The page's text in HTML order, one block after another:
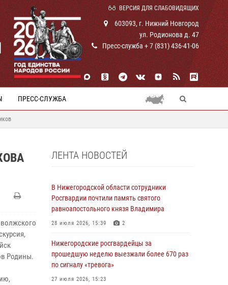
ВЕРСИЯ ДЛЯ СЛАБОВИДЯЩИХ
603093, г. Нижний Новгород
ул. Родионова д. 47
Пресс-служба + 7 (831) 436-41-06
ПРЕСС-СЛУЖБА
Родины.
ЛЕНТА НОВОСТЕЙ
В Нижегородской области сотрудники
Росгвардии почтили память святого
равноапостольного князя Владимира
28 июля 2026, 15:39 2
Нижегородские росгвардейцы за
прошедшую неделю выезжали более 670 раз
по сигналу «тревога»
27 июля 2026, 15:23